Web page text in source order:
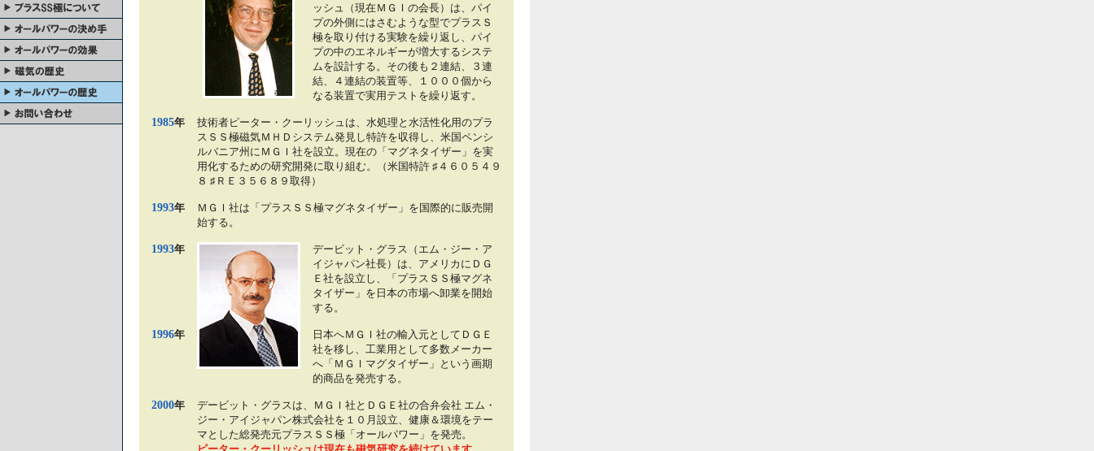
ッシュ（現在ＭＧＩの会長）は、パイ
プの外側にはさむような型でプラスＳ
極を取り付ける実験を繰り返し、パイ
プの中のエネルギーが増大するシステ
ムを設計する。その後も２連結、３連
結、４連結の装置等、１０００個から
なる装置で実用テストを繰り返す。
1985年
技術者ピーター・クーリッシュは、水処理と水活性化用のプラ
スＳＳ極磁気ＭＨＤシステム発見し特許を収得し、米国ペンシ
ルバニア州にＭＧＩ社を設立。現在の「マグネタイザー」を実
用化するための研究開発に取り組む。（米国特許 ♯４６０５４９
８ ♯ＲＥ３５６８９取得）
1993年
ＭＧＩ社は「プラスＳＳ極マグネタイザー」を国際的に販売開
始する。
1993年
デービット・グラス（エム・ジー・ア
イジャパン社長）は、アメリカにＤＧ
Ｅ社を設立し、「プラスＳＳ極マグネ
タイザー」を日本の市場へ卸業を開始
する。
1996年
日本へＭＧＩ社の輸入元としてＤＧＥ
社を移し、工業用として多数メーカー
へ「ＭＧＩマグタイザー」という画期
的商品を発売する。
2000年
デービット・グラスは、ＭＧＩ社とＤＧＥ社の合弁会社 エム・
ジー・アイジャパン株式会社を１０月設立、健康＆環境をテー
マとした総発売元プラスＳＳ極「オールパワー」を発売。